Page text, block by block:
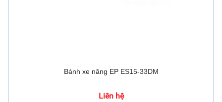
Bánh xe nâng EP ES15-33DM
Liên hệ